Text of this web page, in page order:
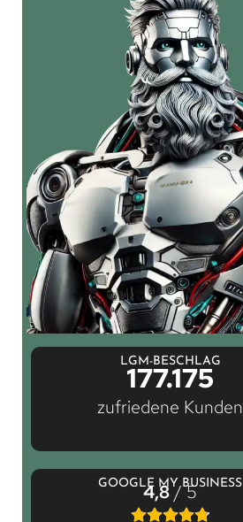
LGM-BESCHLAG
177.175
zufriedene Kunden
GOOGLE MY BUSINESS
4,8/ 5